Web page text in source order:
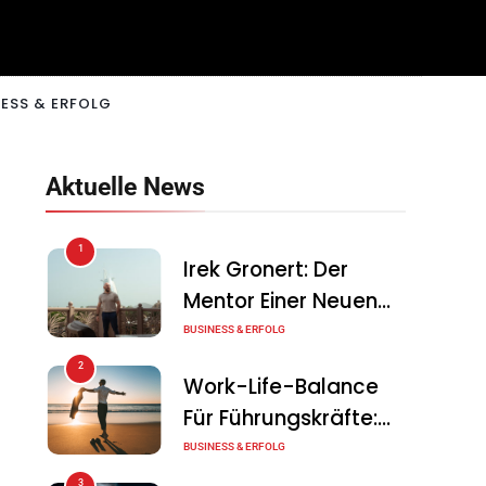
& ERFOLG
Aktuelle News
1
Irek Gronert: Der
Mentor Einer Neuen
Generation Von
BUSINESS & ERFOLG
2
Work-Life-Balance
Für Führungskräfte:
Illusion Oder Echte
BUSINESS & ERFOLG
3